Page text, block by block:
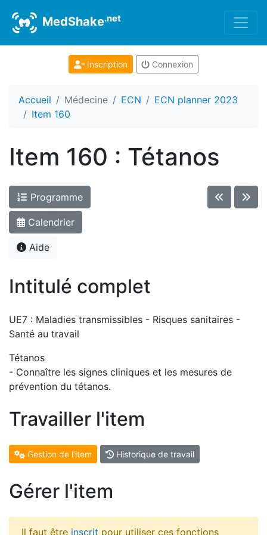
MedShake.net
Inscription Connexion
Accueil Médecine ECN
ECN planner 2023
Item 160
Item 160 : Tétanos
Programme
Calendrier
Aide
Intitulé complet
UE7 : Maladies transmissibles - Risques sanitaires -
Santé au travail
Tétanos
- Connaître les signes cliniques et les mesures de
prévention du tétanos.
Travailler l'item
Gestion de l'item Historique de travail
Gérer l'item
Il faut être inscrit pour utiliser ces fonctions